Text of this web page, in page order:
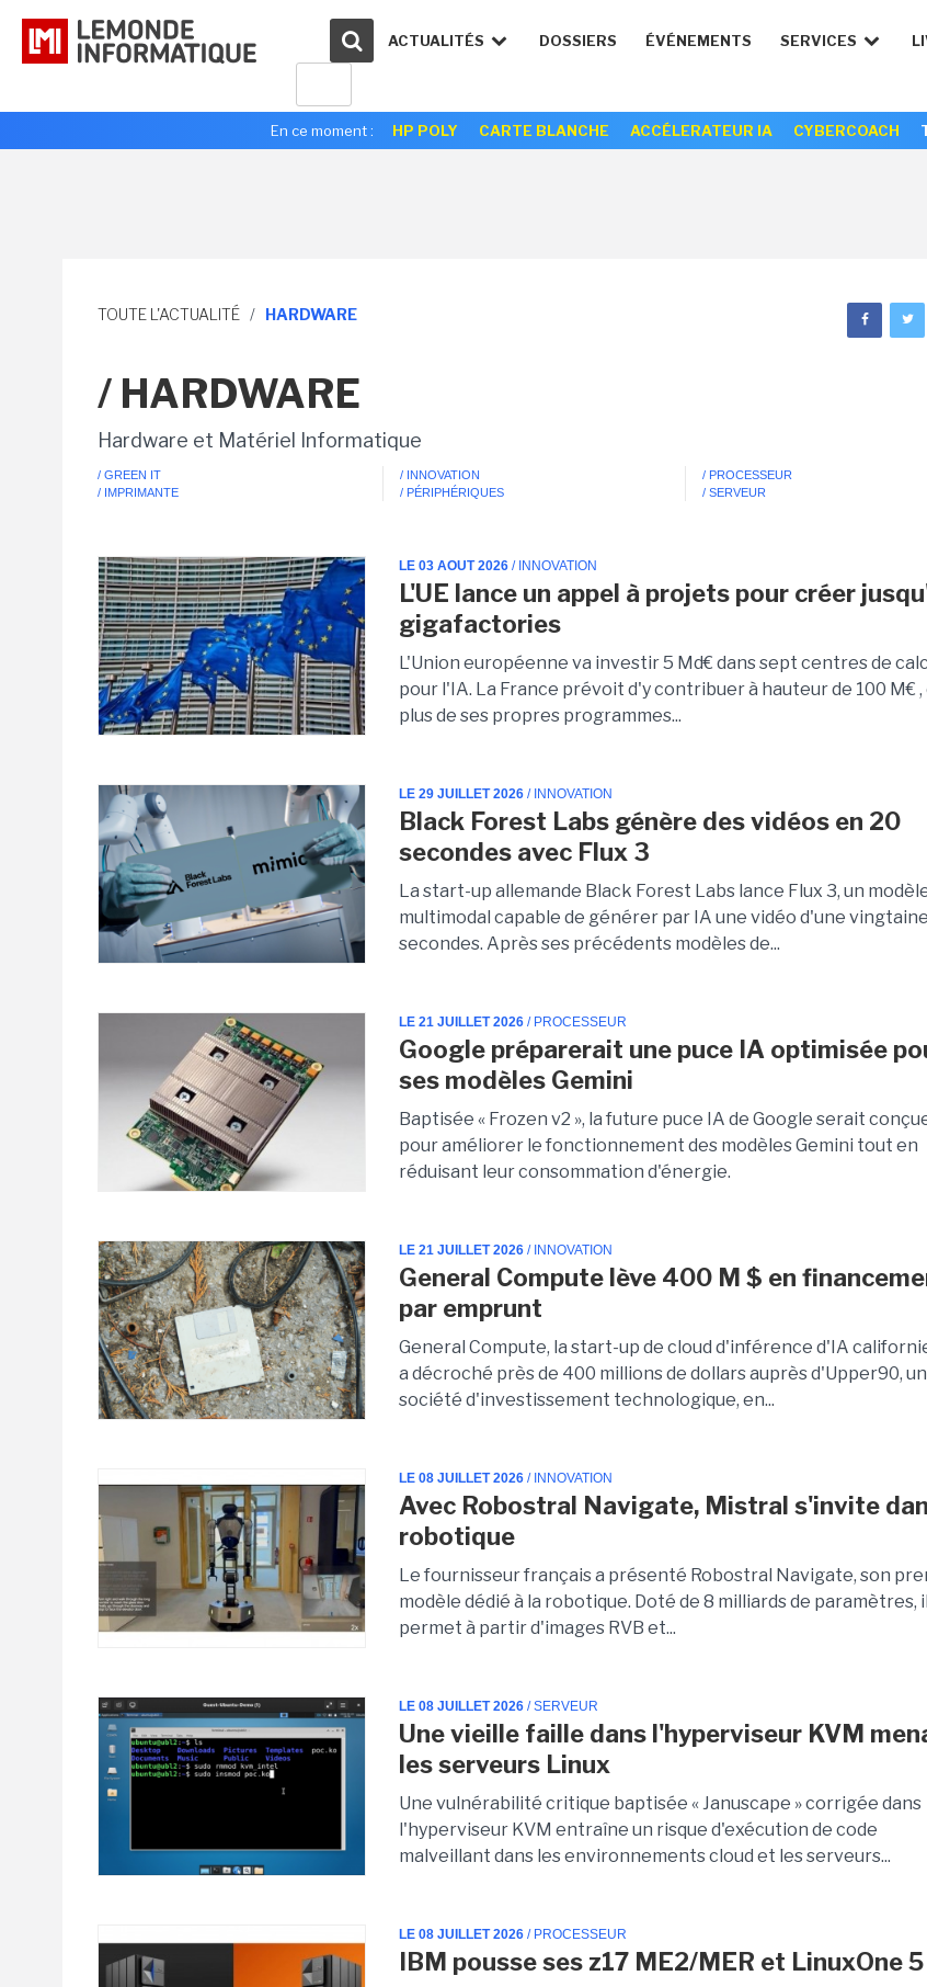
ACTUALITÉS DOSSIERS ÉVÉNEMENTS SERVICES
En ce moment : HP POLY CARTE BLANCHE ACCÉLERATEUR IA CYBERCOACH
TOUTE L'ACTUALITÉ / HARDWARE
/ HARDWARE
Hardware et Matériel Informatique
/ GREEN IT
/ IMPRIMANTE
/ INNOVATION
/ PÉRIPHÉRIQUES
/ PROCESSEUR
/ SERVEUR
LE 03 AOUT 2026 / INNOVATION
L'UE lance un appel à projets pour créer
gigafactories
L'Union européenne va investir 5 Md€ dans sept centres de
pour l'IA. La France prévoit d'y contribuer à hauteur de 100 M€ ,
plus de ses propres programmes...
LE 29 JUILLET 2026 / INNOVATION
Black Forest Labs génère des vidéos en 20
secondes avec Flux 3
La start-up allemande Black Forest Labs lance Flux 3, un
multimodal capable de générer par IA une vidéo d'une
secondes. Après ses précédents modèles de...
LE 21 JUILLET 2026 / PROCESSEUR
Google préparerait une puce IA optimisée
ses modèles Gemini
Baptisée « Frozen v2 », la future puce IA de Google serait
pour améliorer le fonctionnement des modèles Gemini tout en
réduisant leur consommation d'énergie.
LE 21 JUILLET 2026 / INNOVATION
General Compute lève 400 M $ en
par emprunt
General Compute, la start-up de cloud d'inférence d'IA
a décroché près de 400 millions de dollars auprès d'Upper90,
société d'investissement technologique, en...
LE 08 JUILLET 2026 / INNOVATION
Avec Robostral Navigate, Mistral s'invite
robotique
Le fournisseur français a présenté Robostral Navigate, son
modèle dédié à la robotique. Doté de 8 milliards de paramètres, il
permet à partir d'images RVB et...
LE 08 JUILLET 2026 / SERVEUR
Une vieille faille dans l'hyperviseur KVM
les serveurs Linux
Une vulnérabilité critique baptisée « Januscape » corrigée dans
l'hyperviseur KVM entraîne un risque d'exécution de code
malveillant dans les environnements cloud et les serveurs...
LE 08 JUILLET 2026 / PROCESSEUR
IBM pousse ses z17 ME2/MER et LinuxOne 5